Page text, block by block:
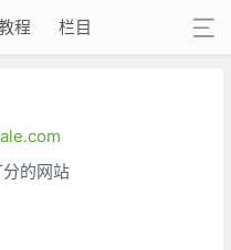
程 栏目
的网站